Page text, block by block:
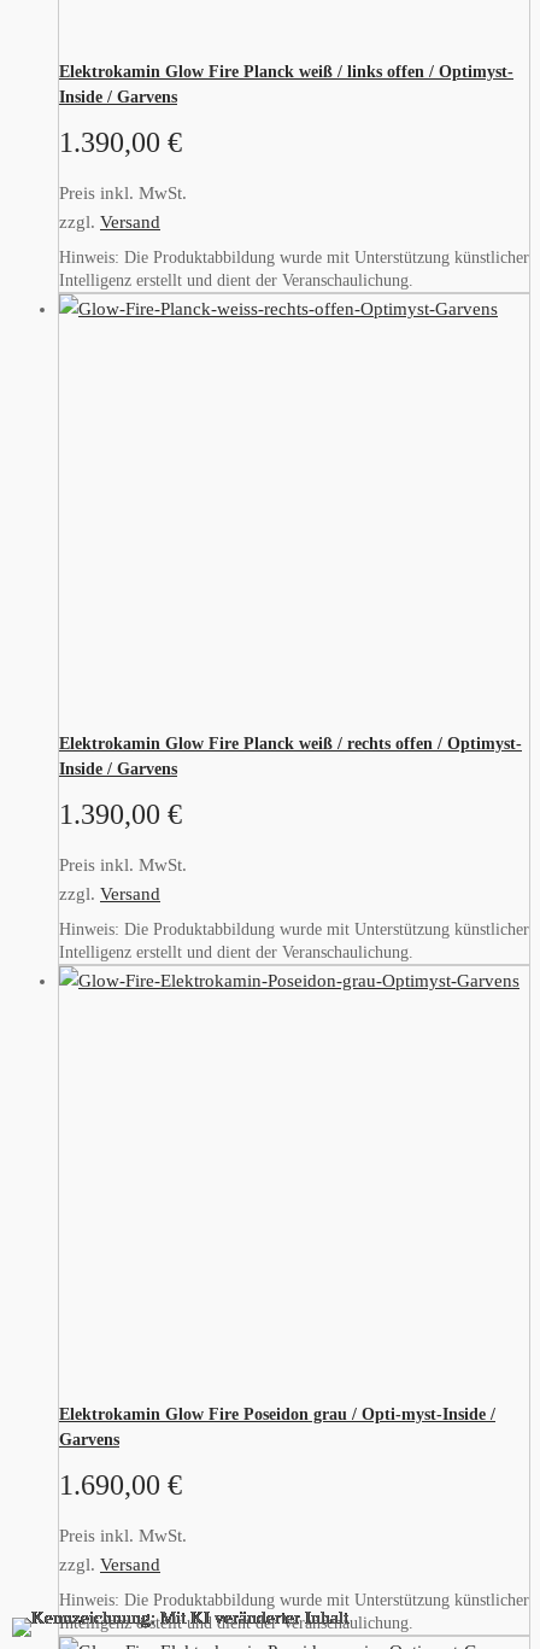
Elektrokamin Glow Fire Planck weiß / links offen / Optimyst-
Inside / Garvens
1.390,00 €
Preis inkl. MwSt.
zzgl. Versand
Hinweis: Die Produktabbildung wurde mit Unterstützung künstlicher
Intelligenz erstellt und dient der Veranschaulichung.
Elektrokamin Glow Fire Planck weiß / rechts offen / Optimyst-
Inside / Garvens
1.390,00 €
Preis inkl. MwSt.
zzgl. Versand
Hinweis: Die Produktabbildung wurde mit Unterstützung künstlicher
Intelligenz erstellt und dient der Veranschaulichung.
Elektrokamin Glow Fire Poseidon grau / Opti-myst-Inside /
Garvens
1.690,00 €
Preis inkl. MwSt.
zzgl. Versand
Hinweis: Die Produktabbildung wurde mit Unterstützung künstlicher
Intelligenz erstellt und dient der Veranschaulichung.